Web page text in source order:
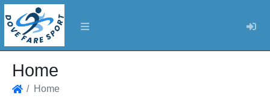
Home
Home